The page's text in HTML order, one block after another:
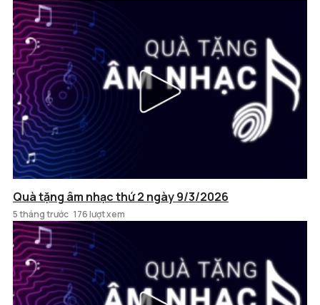
Quà tặng âm nhạc thứ 2 ngày 9/3/2026
5 tháng trước 176 lượt xem